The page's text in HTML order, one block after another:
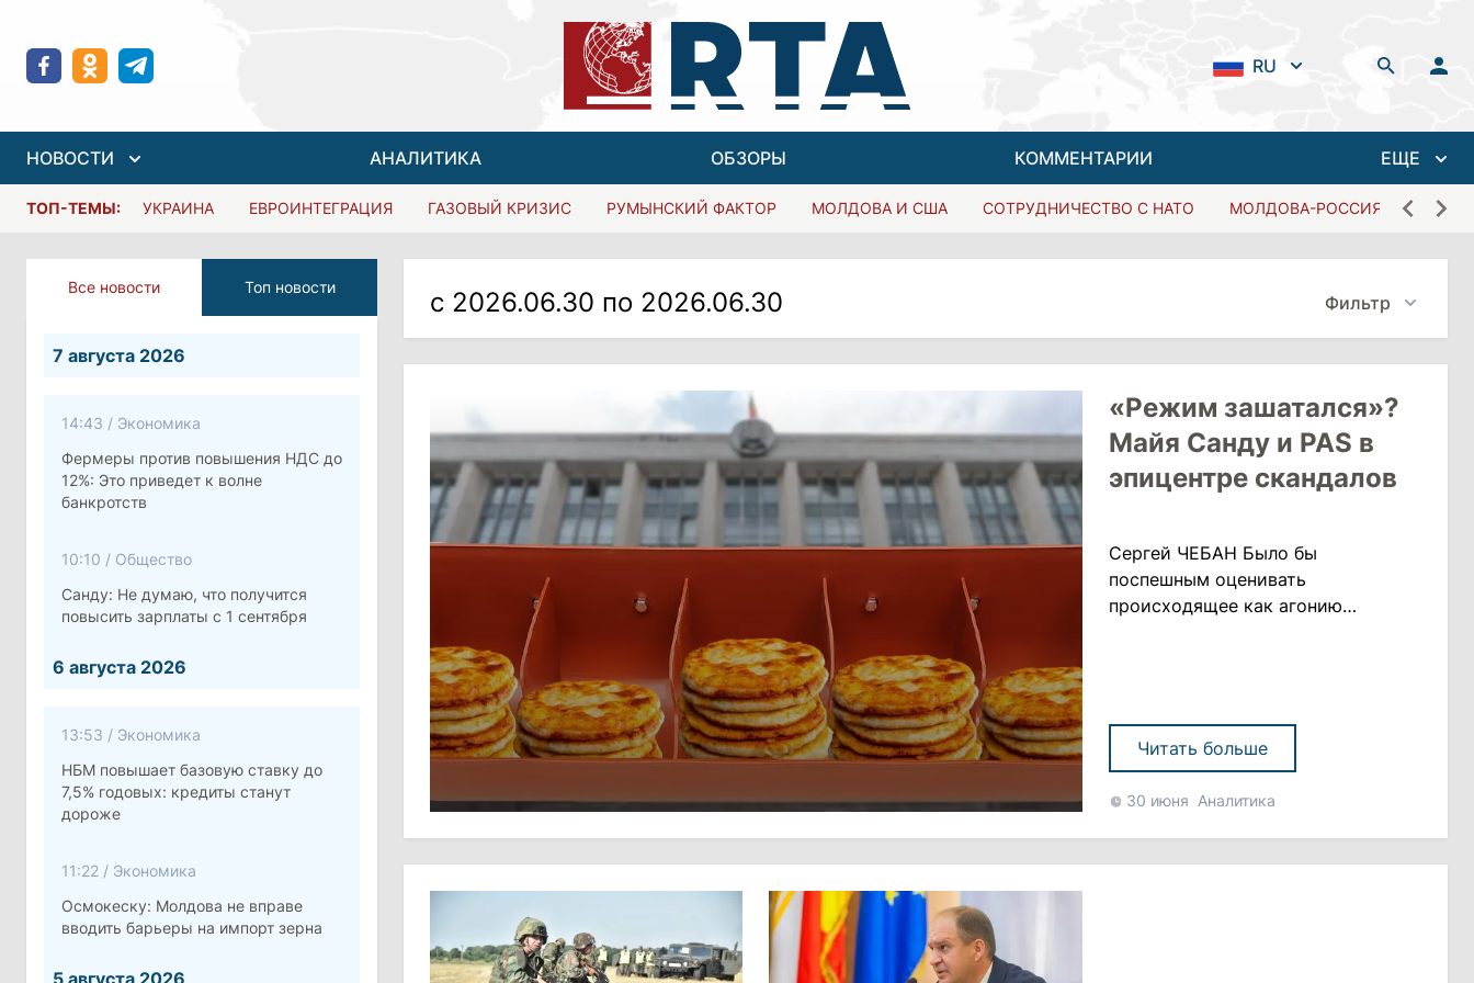
RU
НОВОСТИ АНАЛИТИКА ОБЗОРЫ КОММЕНТАРИИ ЕЩЕ
ТОП-ТЕМЫ: УКРАИНА ЕВРОИНТЕГРАЦИЯ ГАЗОВЫЙ КРИЗИС РУМЫНСКИЙ ФАКТОР МОЛДОВА И США СОТРУДНИЧЕСТВО С НАТО МОЛДОВА-РОССИЯ
Все новости Топ новости
7 августа 2026
14:43 / Экономика
Фермеры против повышения НДС до
12%: Это приведет к волне
банкротств
10:10 / Общество
Санду: Не думаю, что получится
повысить зарплаты с 1 сентября
6 августа 2026
13:53 / Экономика
НБМ повышает базовую ставку до
7,5% годовых: кредиты станут
дороже
11:22 / Экономика
Осмокеску: Молдова не вправе
вводить барьеры на импорт зерна
5 августа 2026
с 2026.06.30 по 2026.06.30 Фильтр
«Режим зашатался»?
Майя Санду и PAS в
эпицентре скандалов
Сергей ЧЕБАН Было бы
поспешным оценивать
происходящее как агонию
примеров обрушения правящих
правило, не одномоментно. При
властная конструкция начинает
терять прочность не во вр......
Читать больше
30 июня Аналитика